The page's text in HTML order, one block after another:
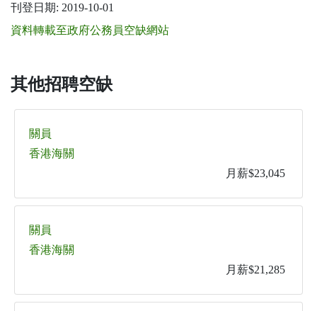
刊登日期: 2019-10-01
資料轉載至政府公務員空缺網站
其他招聘空缺
關員
香港海關
月薪$23,045
關員
香港海關
月薪$21,285